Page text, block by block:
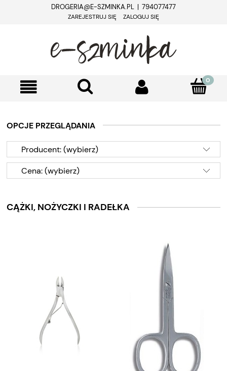
DROGERIA@E-SZMINKA.PL | 794077477
ZAREJESTRUJ SIĘ ZALOGUJ SIĘ
OPCJE PRZEGLĄDANIA
Producent: (wybierz)
Cena: (wybierz)
CĄŻKI, NOŻYCZKI I RADEŁKA